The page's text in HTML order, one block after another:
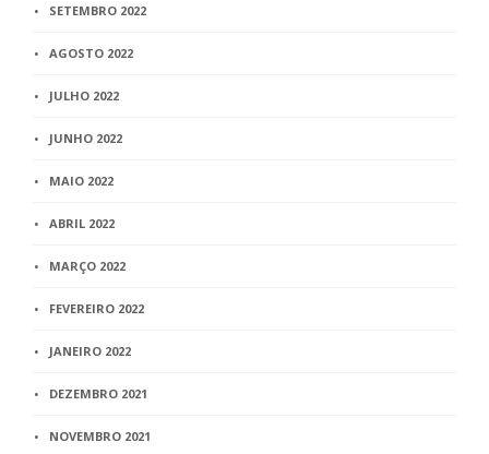
SETEMBRO 2022
AGOSTO 2022
JULHO 2022
JUNHO 2022
MAIO 2022
ABRIL 2022
MARÇO 2022
FEVEREIRO 2022
JANEIRO 2022
DEZEMBRO 2021
NOVEMBRO 2021